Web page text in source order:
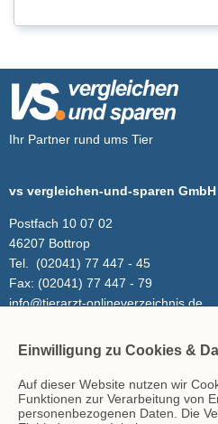
Ihr Partner rund ums Tier
vs vergleichen-und-sparen GmbH
Postfach 10 07 02
46207 Bottrop
Tel.
(02041) 77 447 - 45
Fax: (02041) 77 447 - 79
info@tierarzt-onlineverzeichnis.de
Inhalt
Tierarzt-Suche
Blog
Einwilligung zu Cookies &
Auf dieser Website nutzen wir
Funktionen zur Verarbeitung von
personenbezogenen Daten. Die